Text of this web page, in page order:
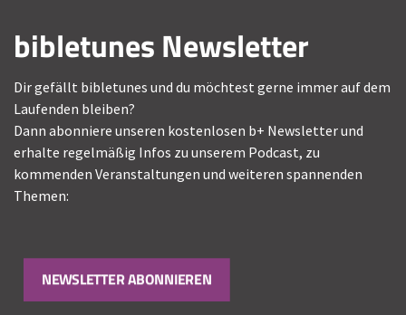
bibletunes Newsletter
Dir gefällt bibletunes und du möchtest gerne immer auf dem
Laufenden bleiben?
Dann abonniere unseren kostenlosen b+ Newsletter und
erhalte regelmäßig Infos zu unserem Podcast, zu
kommenden Veranstaltungen und weiteren spannenden
Themen:
NEWSLETTER ABONNIEREN